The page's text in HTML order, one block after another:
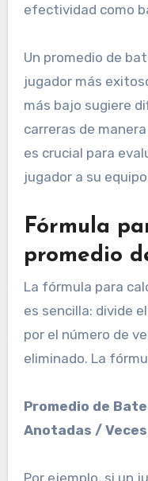
efectividad como
Un promedio de
jugador más
más bajo sugiere
carreras de
es crucial para
jugador a su
Fórmula
promedio
La fórmula para
es sencilla: divide
por el número de
eliminado. La
Promedio de
Anotadas /
Por ejemplo, si un